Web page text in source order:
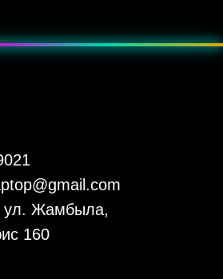
свечение, как неоновая
ул. Жамбыла,
160